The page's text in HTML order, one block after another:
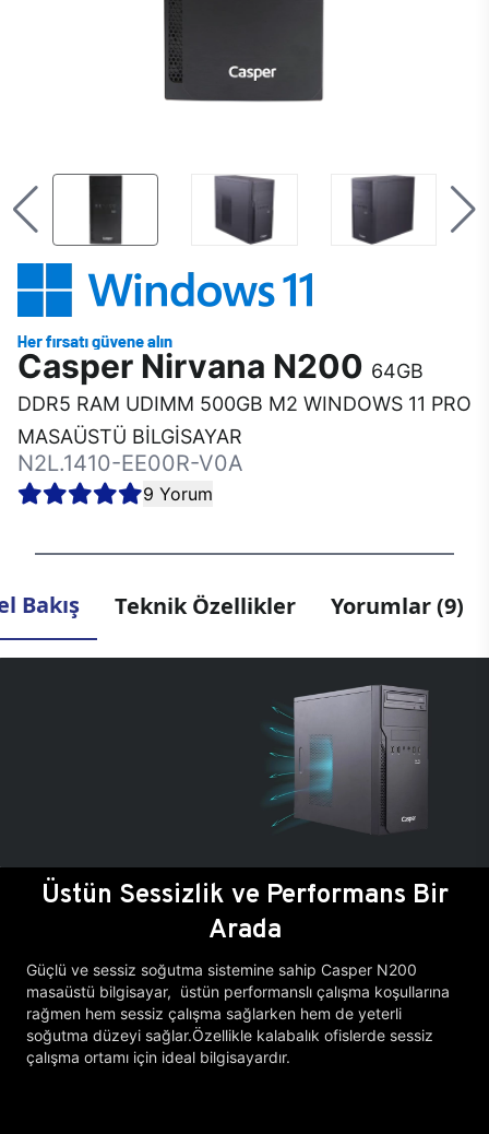
Casper Nirvana N200 64GB
DDR5 RAM UDIMM 500GB M2 WINDOWS 11 PRO
MASAÜSTÜ BİLGİSAYAR
N2L.1410-EE00R-V0A
9 Yorum
Bakış Teknik Özellikler Yorumlar (9)
Üstün Sessizlik ve Performans Bir
Arada
Güçlü ve sessiz soğutma sistemine sahip Casper N200
masaüstü bilgisayar, üstün performanslı çalışma koşullarına
rağmen hem sessiz çalışma sağlarken hem de yeterli
soğutma düzeyi sağlar.Özellikle kalabalık ofislerde sessiz
çalışma ortamı için ideal bilgisayardır.